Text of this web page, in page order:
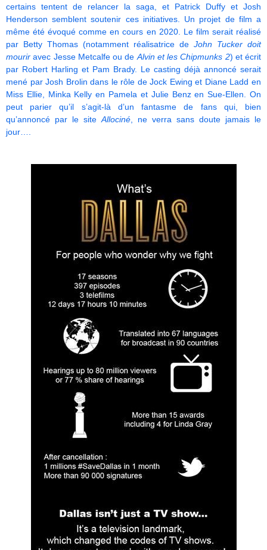
certains tentent de relancer la saga, et Patrick Duffy et Josh
Henderson semblent soutenir ces initiatives. Un projet de film a
même été évoqué comme en cours en 2020. Le film serait réalisé
par Betty Thomas (notamment réalisatrice de John Tucker doit
mourir avec Jesse Metcalfe ou deAlvin et les Chipmunks 2) et écrit
par Robert Harling et Pam Brady. Le casting déjà annoncé serait
mené par Josh Brolin dans le rôle de Jock Ewing et Diane Ladd en
Miss Ellie, Minka Kelly en Pamela et Julie Benz en Sue-Ellen. On
peut parier qu’il s’agit-là d’un fantasme de fans qui, bien
qu’annoncé par le siteAllociné, ne verra sans doute jamais le
jour….